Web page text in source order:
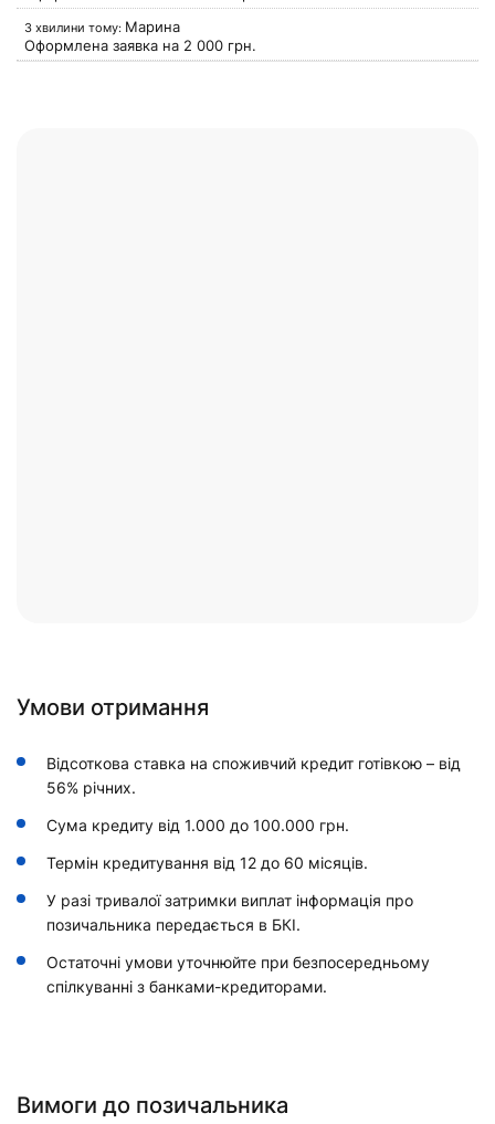
3 хвилини тому: Марина
Оформлена заявка на 2 000 грн.
Умови отримання
Відсоткова ставка на споживчий кредит готівкою – від
56% річних.
Сума кредиту від 1.000 до 100.000 грн.
Термін кредитування від 12 до 60 місяців.
У разі тривалої затримки виплат інформація про
позичальника передається в БКІ.
Остаточні умови уточнюйте при безпосередньому
спілкуванні з банками-кредиторами.
Вимоги до позичальника